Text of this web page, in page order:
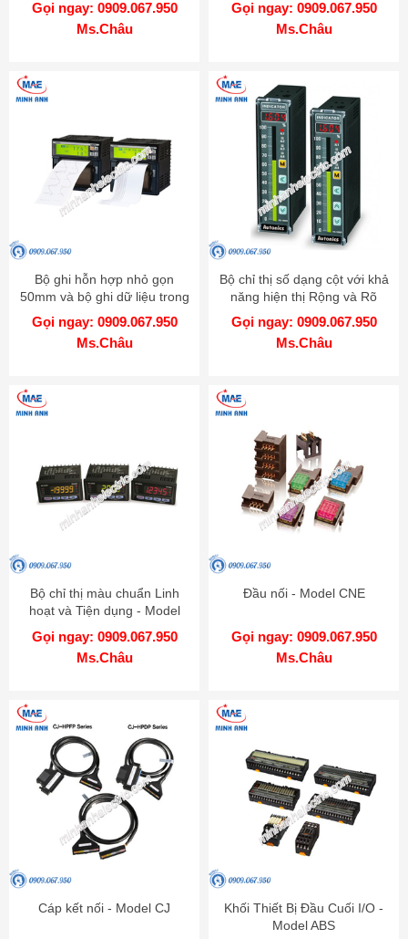
Gọi ngay: 0909.067.950
Ms.Châu
Gọi ngay: 0909.067.950
Ms.Châu
Bộ ghi hỗn hợp nhỏ gọn
50mm và bộ ghi dữ liệu trong
một - Model KRN50
Gọi ngay: 0909.067.950
Ms.Châu
Bộ chỉ thị số dạng cột với khả
năng hiện thị Rộng và Rõ
hơn - Model KN-1000B
Gọi ngay: 0909.067.950
Ms.Châu
Bộ chỉ thị màu chuẩn Linh
hoạt và Tiện dụng - Model
KN-2000W
Gọi ngay: 0909.067.950
Ms.Châu
Đầu nối - Model CNE
Gọi ngay: 0909.067.950
Ms.Châu
Cáp kết nối - Model CJ
Khối Thiết Bị Đầu Cuối I/O -
Model ABS